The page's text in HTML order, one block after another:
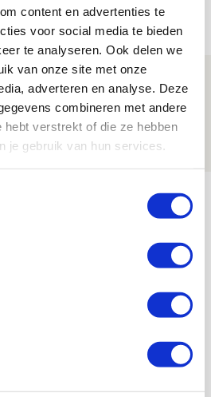
content en advertenties te
voor social media te bieden
te analyseren. Ook delen we
van onze site met onze
adverteren en analyse. Deze
combineren met andere
hebt verstrekt of die ze hebben
je gebruik van hun services.
werd beter nadat
ballenjongens/-meiden